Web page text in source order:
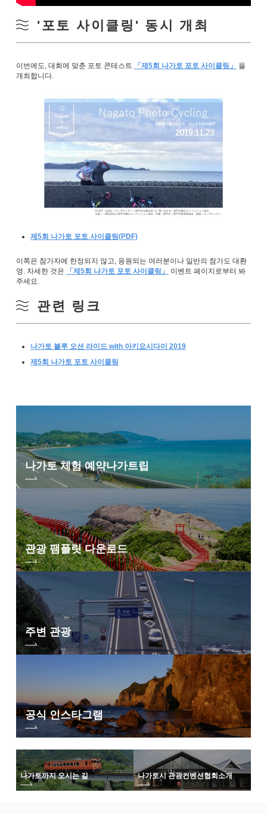
'포토 사이클링' 동시 개최
이번에도, 대회에 맞춘 포토 콘테스트 「제5회 나가토 포토 사이클링」
을
개최합니다.
제5회 나가토 포토 사이클링(PDF)
이쪽은 참가자에 한정되지 않고, 응원되는 여러분이나 일반의 참가도 대환
영. 자세한 것은
「제5회 나가토 포토 사이클링」
이벤트 페이지로부터 봐
주세요.
관련 링크
나가토 블루 오션 라이드 with 아키요시다이 2019
제5회 나가토 포토 사이클링
나가토 체험 예약나가트립
관광 팸플릿 다운로드
주변 관광
공식 인스타그램
나가토까지 오시는 길 나가토시 관광컨벤션협회소개